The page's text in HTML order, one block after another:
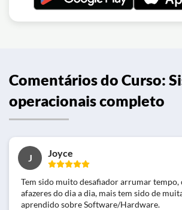
Comentários do Curso:
operacionais completo
J Joyce
Tem sido muito desafiador arrumar
afazeres do dia a dia, mais tem sido de
aprendido sobre Software/Hardware.